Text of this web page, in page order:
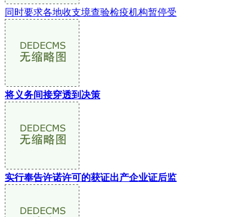
同时要求各地收支境查验检疫机构暂停受
将义务间接穿透到决策
实行奉告许诺许可的获证出产企业证后监